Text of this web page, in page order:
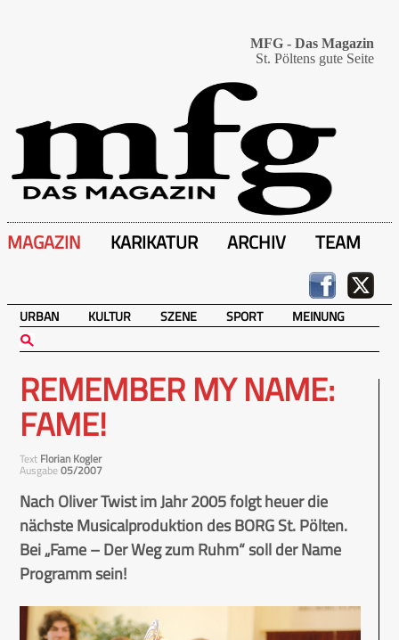
MFG - Das Magazin
St. Pöltens gute Seite
MAGAZIN KARIKATUR ARCHIV TEAM
URBAN KULTUR SZENE SPORT MEINUNG
REMEMBER MY NAME:
FAME!
Text Florian Kogler
Ausgabe05/2007
Nach Oliver Twist im Jahr 2005 folgt heuer die
nächste Musicalproduktion des BORG St. Pölten.
Bei „Fame – Der Weg zum Ruhm“ soll der Name
Programm sein!